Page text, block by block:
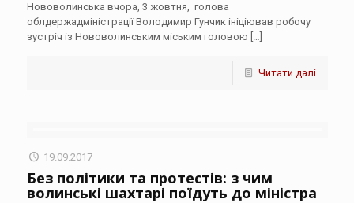
Нововолинська вчора, 3 жовтня, голова
облдержадміністрації Володимир Гунчик ініціював робочу
зустріч із Нововолинським міським головою […]
Читати далі
19.09.2017
Без політики та протестів: з чим
волинські шахтарі поїдуть до міністра